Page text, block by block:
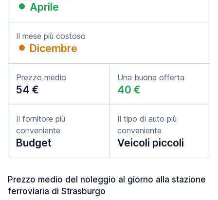
Aprile
Il mese più costoso
Dicembre
Prezzo medio
54 €
Una buona offerta
40 €
Il fornitore più
conveniente
Budget
Il tipo di auto più
conveniente
Veicoli piccoli
Prezzo medio del noleggio al giorno alla stazione
ferroviaria di Strasburgo